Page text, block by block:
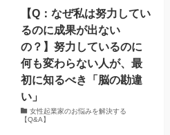
【Q：なぜ私は努力してい
るのに成果が出ない
の？】努力しているのに
何も変わらない人が、最
初に知るべき「脳の勘違
い」
女性起業家のお悩みを解決する
【Q&A】